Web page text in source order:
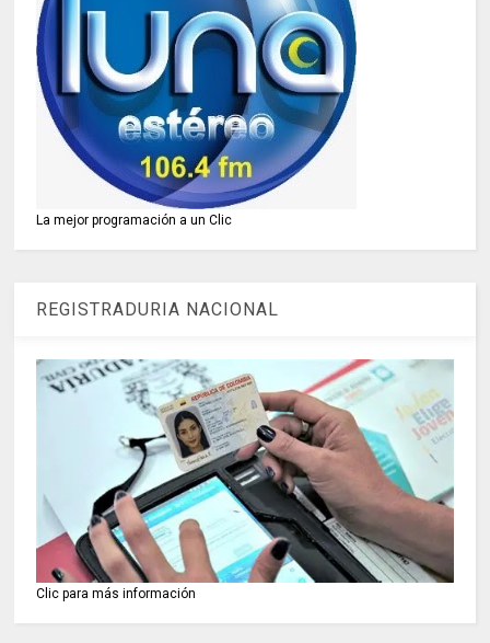
La mejor programación a un Clic
REGISTRADURIA NACIONAL
Clic para más información